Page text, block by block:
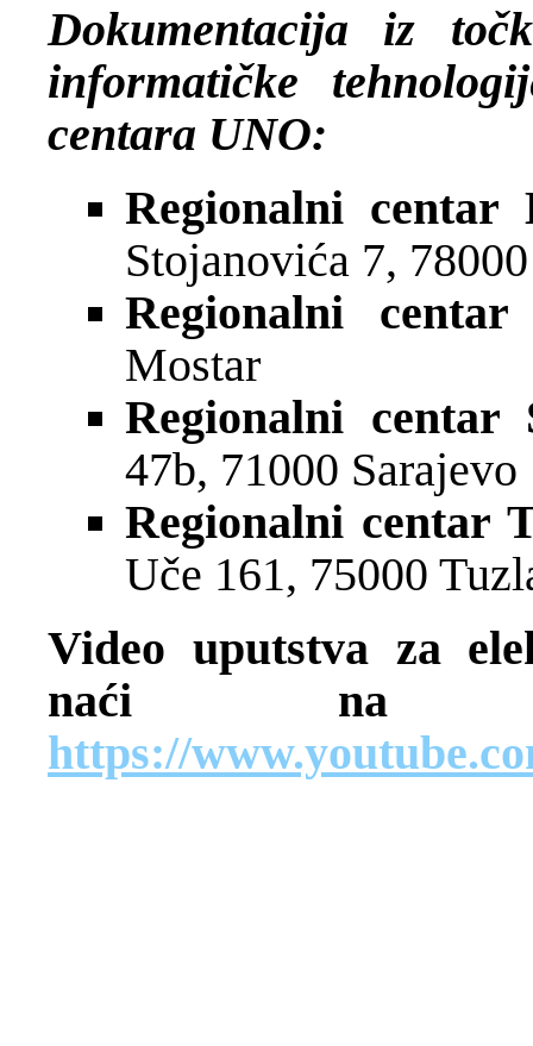
Dokumentacija iz
informatičke
centara UNO:
Regionalni centar
Stojanovića 7,
Regionalni
Mostar
Regionalni centar
47b, 71000 Sarajevo
Regionalni centar
Uče 161, 75000
Video uputstva za
naći na
https://